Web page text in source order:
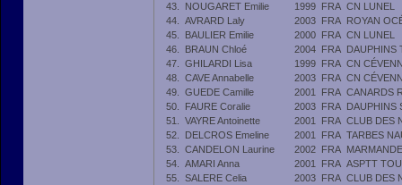
43.
NOUGARET Emilie 1999 FRA CN LUNEL
44.
AVRARD Laly 2003 FRA ROYAN
45.
BAULIER Emilie 2000 FRA CN LUNEL
46.
BRAUN Chloé 2004 FRA DAUPHINS
47.
GHILARDI Lisa 1999 FRA CN
48.
CAVE Annabelle 2003 FRA CN
49.
GUEDE Camille 2001 FRA CANARDS
50.
FAURE Coralie 2003 FRA DAUPHINS
51.
VAYRE Antoinette 2001 FRA CLUB DES
52.
DELCROS Emeline 2001 FRA TARBES
53.
CANDELON Laurine 2002 FRA
54.
AMARI Anna 2001 FRA ASPTT
55.
SALERE Celia 2003 FRA CLUB DES